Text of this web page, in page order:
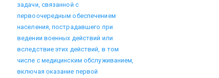
задачи, связанной с
первоочередным обеспечением
населения, пострадавшего при
ведении военных действий или
вследствие этих действий, в том
числе с медицинским обслуживанием,
включая оказание первой